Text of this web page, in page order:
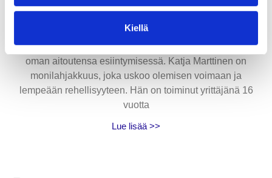
Kiellä
rehellisyyteen
1.12.2025
Haapajärvinen yrittäjä rohkaisee ihmisiä löytämään
oman aitoutensa esiintymisessä. Katja Marttinen on
monilahjakkuus, joka uskoo olemisen voimaan ja
lempeään rehellisyyteen. Hän on toiminut yrittäjänä 16
vuotta
Lue lisää >>